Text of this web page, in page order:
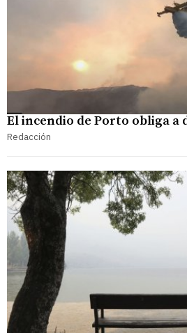
El incendio de Porto obliga a
Redacción